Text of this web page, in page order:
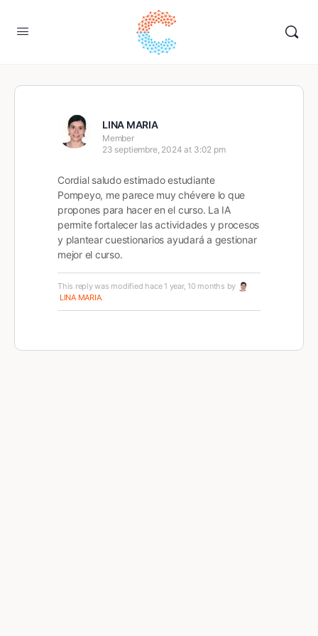
LINA MARIA
Member
23 septiembre, 2024 at 3:02 pm
Cordial saludo estimado estudiante
Pompeyo, me parece muy chévere lo que
propones para hacer en el curso. La IA
permite fortalecer las actividades y procesos
y plantear cuestionarios ayudará a gestionar
mejor el curso.
This reply was modified hace 1 year, 10 months by
LINA MARIA.